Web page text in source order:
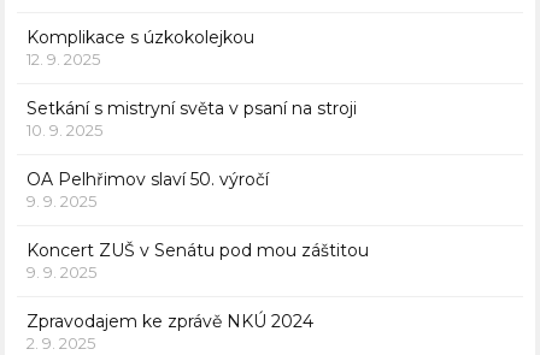
Komplikace s úzkokolejkou
12. 9. 2025
Setkání s mistryní světa v psaní na stroji
10. 9. 2025
OA Pelhřimov slaví 50. výročí
9. 9. 2025
Koncert ZUŠ v Senátu pod mou záštitou
9. 9. 2025
Zpravodajem ke zprávě NKÚ 2024
2. 9. 2025